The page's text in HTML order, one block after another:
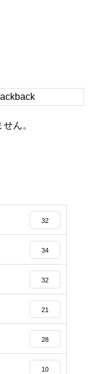
ん。
32
34
32
21
28
10